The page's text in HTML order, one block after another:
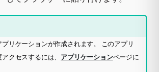
リケーションが作成されます。 このアプリ
クセスするには、 アプリケーションページに